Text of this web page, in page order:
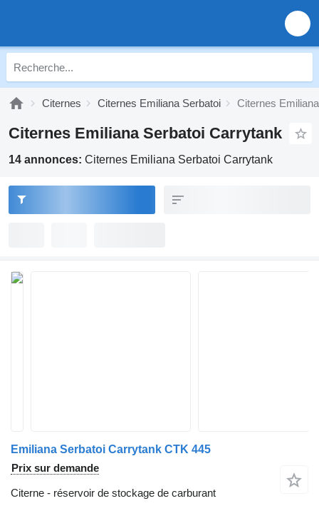
Citernes Citernes Emiliana Serbatoi Citernes
Citernes Emiliana Serbatoi Carrytank
14 annonces: Citernes Emiliana Serbatoi Carrytank
Emiliana Serbatoi Carrytank CTK 445
Prix sur demande
Citerne - réservoir de stockage de carburant